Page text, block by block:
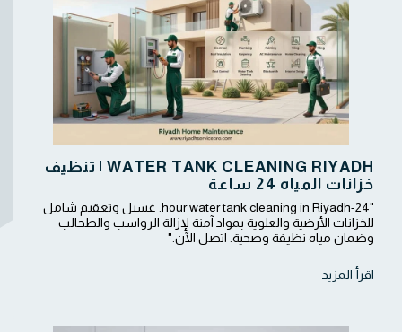
WATER TANK CLEANING RIYADH | تنظيف
خزانات المياه 24 ساعة
"24-hour water tank cleaning in Riyadh. غسيل وتعقيم شامل
للخزانات الأرضية والعلوية بمواد آمنة لإزالة الرواسب والطحالب
وضمان مياه نظيفة وصحية. اتصل الآن."
اقرأ المزيد